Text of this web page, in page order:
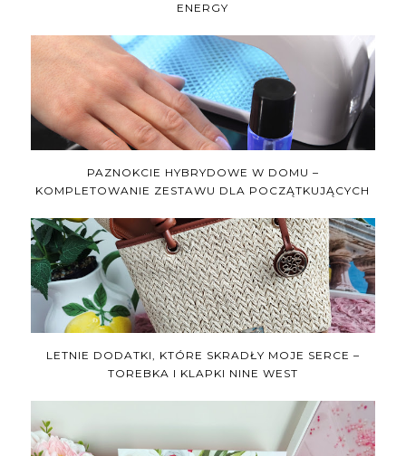
ENERGY
PAZNOKCIE HYBRYDOWE W DOMU –
KOMPLETOWANIE ZESTAWU DLA POCZĄTKUJĄCYCH
LETNIE DODATKI, KTÓRE SKRADŁY MOJE SERCE –
TOREBKA I KLAPKI NINE WEST